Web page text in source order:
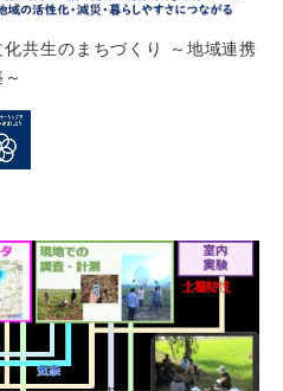
共生のまちづくり ～地域連携